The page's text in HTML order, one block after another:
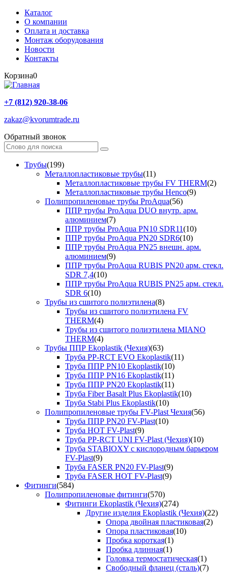
Каталог
О компании
Оплата и доставка
Монтаж оборудования
Новости
Контакты
Корзина0
+7 (812) 920-38-06
zakaz@kvorumtrade.ru
Обратный звонок
Трубы(199)
Металлопластиковые трубы(11)
Металлопластиковые трубы FV THERM(2)
Металлопластиковые трубы Henco(9)
Полипропиленовые трубы ProAqua(56)
ППР трубы ProAqua DUO внутр. арм.
алюминием(7)
ППР трубы ProAqua PN10 SDR11(10)
ППР трубы ProAqua PN20 SDR6(10)
ППР трубы ProAqua PN25 внешн. арм.
алюминием(9)
ППР трубы ProAqua RUBIS PN20 арм. стекл.
SDR 7,4(10)
ППР трубы ProAqua RUBIS PN25 арм. стекл.
SDR 6(10)
Трубы из сшитого полиэтилена(8)
Трубы из сшитого полиэтилена FV
THERM(4)
Трубы из сшитого полиэтилена MIANO
THERM(4)
Трубы ППР Ekoplastik (Чехия)(63)
Труба PP-RCT EVO Ekoplastik(11)
Труба ППР PN10 Ekoplastik(10)
Труба ППР PN16 Ekoplastik(11)
Труба ППР PN20 Ekoplastik(11)
Труба Fiber Basalt Plus Ekoplastik(10)
Труба Stabi Plus Ekoplastik(10)
Полипропиленовые трубы FV-Plast Чехия(56)
Труба ППР PN20 FV-Plast(10)
Труба HOT FV-Plast(9)
Труба PP-RCT UNI FV-Plast (Чехия)(10)
Труба STABIOXY с кислородным барьером
FV-Plast(9)
Труба FASER PN20 FV-Plast(9)
Труба FASER HOT FV-Plast(9)
Фитинги(584)
Полипропиленовые фитинги(570)
Фитинги Ekoplastik (Чехия)(274)
Другие изделия Ekoplastik (Чехия)(22)
Опора двойная пластиковая(2)
Опора пластиковая(10)
Пробка короткая(1)
Пробка длинная(1)
Головка термостатическая(1)
Свободный фланец (сталь)(7)